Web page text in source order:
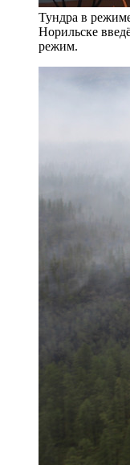
Тундра в
Норильске
режим.